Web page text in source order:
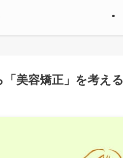
美容矯正」を考える